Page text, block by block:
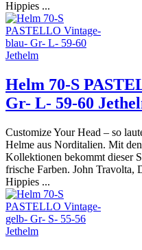
Hippies ...
Helm 70-S
Gr- L- 59-60
Customize Your Head – so
Helme aus Norditalien. Mit
Kollektionen bekommt dieser
frische Farben. John Travolta,
Hippies ...